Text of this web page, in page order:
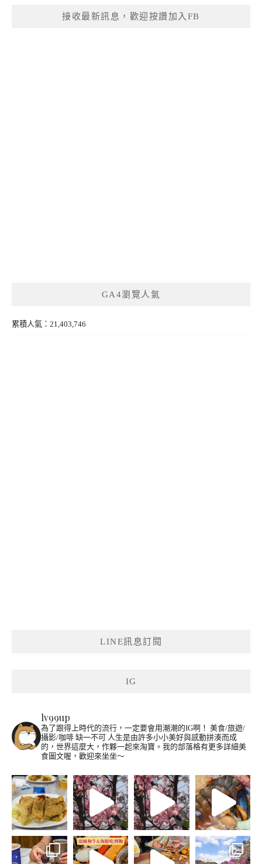
接收最新訊息，歡迎按讚加入FB
GA4瀏覽人氣
累積人氣：21,403,746
LINE訊息訂閱
IG
lv99up
為了跟得上時代的流行，一定要會用潮潮的IG啊！ 美食/旅遊/
攝影/咖啡 缺一不可 人生是由許多小小美好與感動拼湊而成
的，世界這麼大，作夥一起來淘寶。我的部落格有更多詳細美
食圖文喔，歡迎來坐坐～